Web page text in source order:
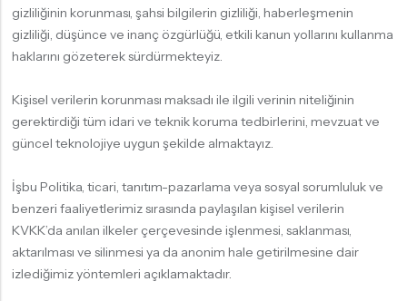
gizliliğinin korunması, şahsi bilgilerin gizliliği, haberleşmenin
gizliliği, düşünce ve inanç özgürlüğü, etkili kanun yollarını kullanma
haklarını gözeterek sürdürmekteyiz.
Kişisel verilerin korunması maksadı ile ilgili verinin niteliğinin
gerektirdiği tüm idari ve teknik koruma tedbirlerini, mevzuat ve
güncel teknolojiye uygun şekilde almaktayız.
İşbu Politika, ticari, tanıtım-pazarlama veya sosyal sorumluluk ve
benzeri faaliyetlerimiz sırasında paylaşılan kişisel verilerin
KVKK’da anılan ilkeler çerçevesinde işlenmesi, saklanması,
aktarılması ve silinmesi ya da anonim hale getirilmesine dair
izlediğimiz yöntemleri açıklamaktadır.